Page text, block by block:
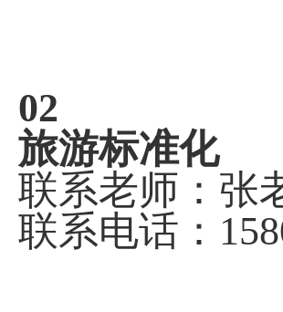
02
旅游标准化
联系老师：张
联系电话：